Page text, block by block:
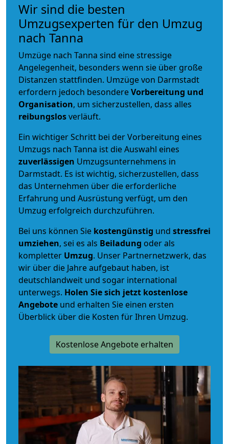
Wir sind die besten
Umzugsexperten für den Umzug
nach Tanna
Umzüge nach Tanna sind eine stressige
Angelegenheit, besonders wenn sie über große
Distanzen stattfinden. Umzüge von Darmstadt
erfordern jedoch besondereVorbereitung und
Organisation, um sicherzustellen, dass alles
reibungslosverläuft.
Ein wichtiger Schritt bei der Vorbereitung eines
Umzugs nach Tanna ist die Auswahl eines
zuverlässigen Umzugsunternehmens in
Darmstadt. Es ist wichtig, sicherzustellen, dass
das Unternehmen über die erforderliche
Erfahrung und Ausrüstung verfügt, um den
Umzug erfolgreich durchzuführen.
Bei uns können Sie kostengünstig und stressfrei
umziehen, sei es als Beiladung oder als
kompletter Umzug. Unser Partnernetzwerk, das
wir über die Jahre aufgebaut haben, ist
deutschlandweit und sogar international
unterwegs. Holen Sie sich jetzt kostenlose
Angebote und erhalten Sie einen ersten
Überblick über die Kosten für Ihren Umzug.
Kostenlose Angebote erhalten